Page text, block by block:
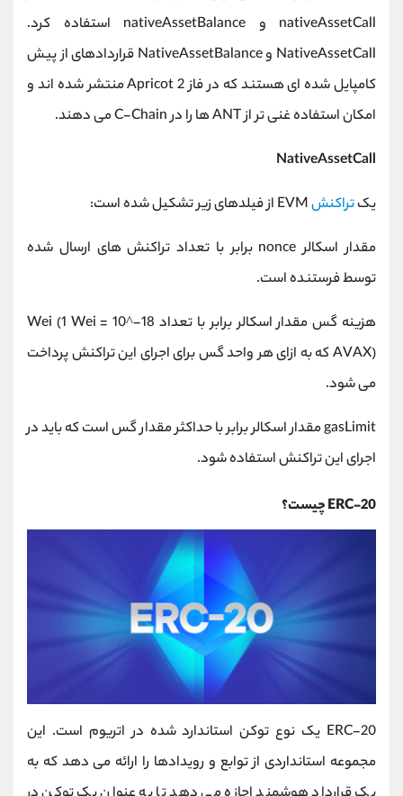
nativeAssetCall و nativeAssetBalance استفاده کرد.
NativeAssetCall و NativeAssetBalance قراردادهای از پیش
کامپایل شده ای هستند که در فاز 2 Apricot منتشر شده اند و
امکان استفاده غنی تر از ANT ها را در C-Chain می دهند.
NativeAssetCall
یکتراکنش
مقدار اسکالر nonce برابر با تعداد تراکنش های ارسال شده
توسط فرستنده است.
هزینه گس مقدار اسکالر برابر با تعداد Wei (1 Wei = 10^-18
AVAX) که به ازای هر واحد گس برای اجرای این تراکنش پرداخت
می شود.
gasLimit مقدار اسکالر برابر با حداکثر مقدار گس است که باید در
اجرای این تراکنش استفاده شود.
ERC-20 چیست؟
ERC-20 یک نوع توکن استاندارد شده در اتریوم است. این
مجموعه استانداردی از توابع و رویدادها را ارائه می دهد که به